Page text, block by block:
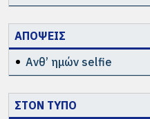
ΑΠΟΨΕΙΣ
Ανθ’ ημών selfie
ΣΤΟΝ ΤΥΠΟ